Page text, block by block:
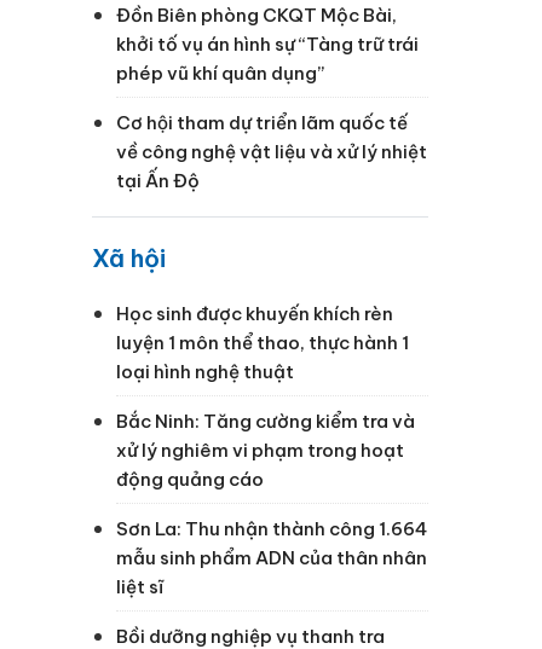
Đồn Biên phòng CKQT Mộc Bài,
khởi tố vụ án hình sự “Tàng trữ trái
phép vũ khí quân dụng”
Cơ hội tham dự triển lãm quốc tế
về công nghệ vật liệu và xử lý nhiệt
tại Ấn Độ
Xã hội
Học sinh được khuyến khích rèn
luyện 1 môn thể thao, thực hành 1
loại hình nghệ thuật
Bắc Ninh: Tăng cường kiểm tra và
xử lý nghiêm vi phạm trong hoạt
động quảng cáo
Sơn La: Thu nhận thành công 1.664
mẫu sinh phẩm ADN của thân nhân
liệt sĩ
Bồi dưỡng nghiệp vụ thanh tra